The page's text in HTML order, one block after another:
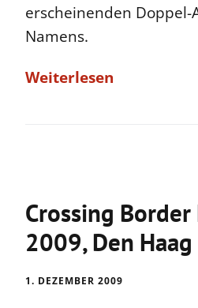
erscheinenden Doppel-
Namens.
Weiterlesen
Crossing
2009, Den Haag
1. DEZEMBER 2009